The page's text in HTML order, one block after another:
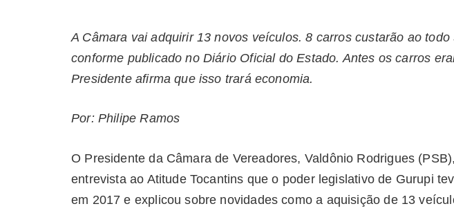
A Câmara vai adquirir 13 novos veículos. 8 carros custarão ao todo
conforme publicado no Diário Oficial do Estado. Antes os carros
Presidente afirma que isso trará economia.
Por: Philipe Ramos
O Presidente da Câmara de Vereadores, Valdônio Rodrigues
entrevista ao Atitude Tocantins que o poder legislativo de Gurupi
em 2017 e explicou sobre novidades como a aquisição de 13